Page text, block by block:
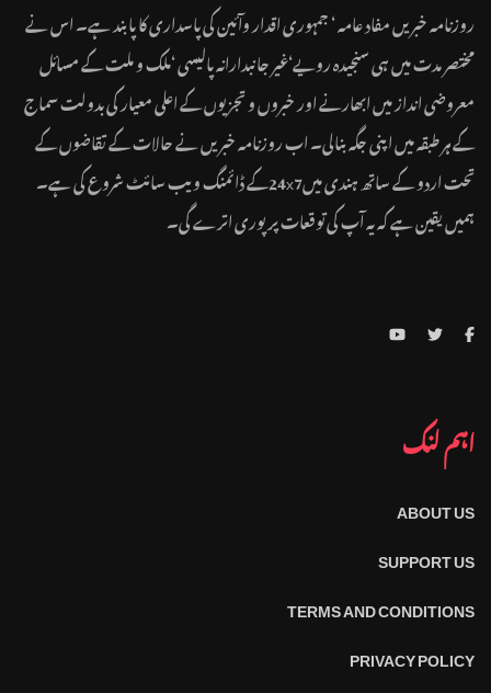
روزنامہ خبریں مفاد عامہ ‘ جمہوری اقدار وآئین کی پاسداری کا پابند ہے۔ اس نے
مختصر مدت میں ہی سنجیدہ رویے‘غیر جانبدارانہ پالیسی ‘ملک و ملت کے مسائل
معروضی انداز میں ابھارنے اور خبروں و تجزیوں کے اعلی معیار کی بدولت سماج
کے ہر طبقہ میں اپنی جگہ بنالی۔ اب روزنامہ خبریں نے حالات کے تقاضوں کے
تحت اردو کے ساتھ ہندی میں24x7کے ڈائمنگ ویب سائٹ شروع کی ہے۔
ہمیں یقین ہے کہ یہ آپ کی توقعات پر پوری اترے گی۔
اہم لنک
ABOUT US
SUPPORT US
TERMS AND CONDITIONS
PRIVACY POLICY